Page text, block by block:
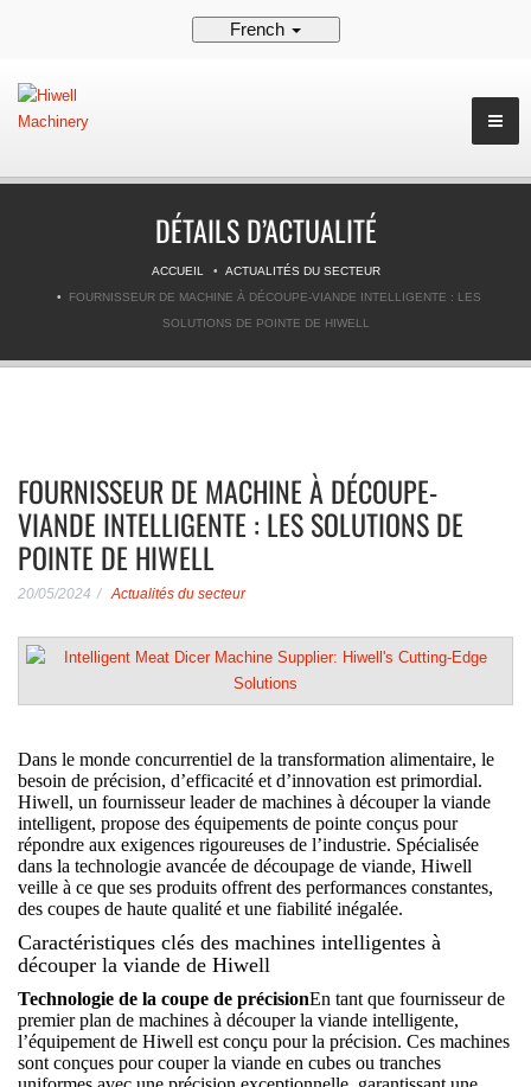
French
DÉTAILS D’ACTUALITÉ
ACCUEIL
ACTUALITÉS DU SECTEUR
FOURNISSEUR DE MACHINE À DÉCOUPE-VIANDE INTELLIGENTE : LES
SOLUTIONS DE POINTE DE HIWELL
FOURNISSEUR DE MACHINE À DÉCOUPE-
VIANDE INTELLIGENTE : LES SOLUTIONS DE
POINTE DE HIWELL
20/05/2024 Actualités du secteur